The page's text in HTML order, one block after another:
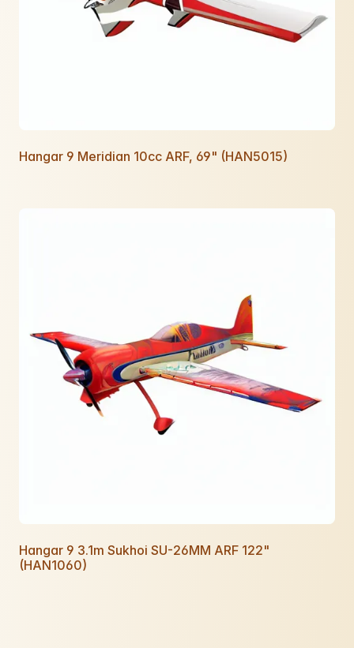
Hangar 9 Meridian 10cc ARF, 69" (HAN5015)
Hangar 9 3.1m Sukhoi SU-26MM ARF 122"
(HAN1060)